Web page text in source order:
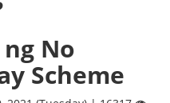
No
Scheme